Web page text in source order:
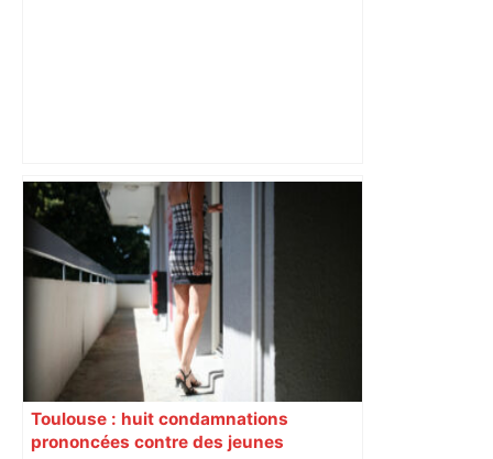
Bilan du marché du logement neuf :
une lueur d'espoir pour l'immobilier à
Toulouse ? – Actu.fr
Toulouse : huit condamnations
prononcées contre des jeunes